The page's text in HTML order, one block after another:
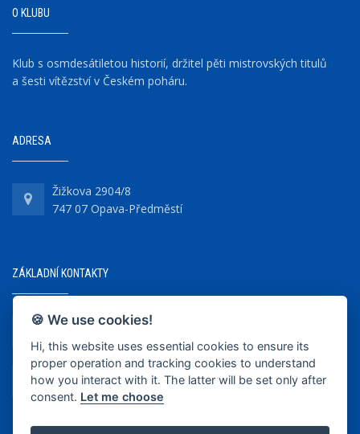
O KLUBU
Klub s osmdesátiletou historií, držitel pěti mistrovských titulů
a šesti vítězství v Českém poháru.
ADRESA
Žižkova 2904/8
747 07 Opava-Předměstí
ZÁKLADNÍ KONTAKTY
+420 737 218 679
info@bkopava.cz
www.bkopava.cz
🍪 We use cookies!
Hi, this website uses essential cookies to ensure its
proper operation and tracking cookies to understand
how you interact with it. The latter will be set only after
consent. Let me choose